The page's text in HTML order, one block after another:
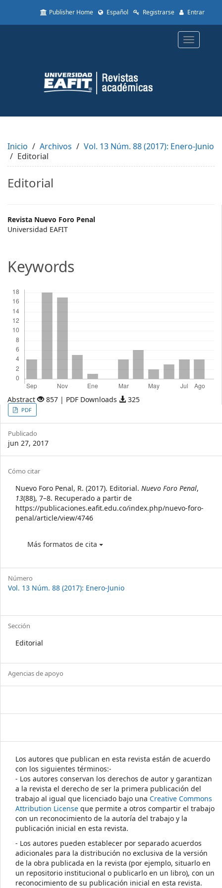
to
Content
Sidebar
Publisher Home Español Registrarse Entrar
Toggle
Inicio Archivos
Vol. 13 Núm. 88 (2017): Enero-Junio
Editorial
Editorial
Main
Article
Revista Nuevo Foro Penal
Universidad EAFIT
Keywords
Abstract 857 | PDF Downloads 325
Article
Sidebar
PDF
Publicado
jun 27, 2017
Article
Details
Cómo citar
Nuevo Foro Penal, R. (2017). Editorial. Nuevo Foro Penal,
13(88), 7–8. Recuperado a partir de
https://publicaciones.eafit.edu.co/index.php/nuevo-foro-
penal/article/view/4746
Más formatos de cita
Número
Vol. 13 Núm. 88 (2017): Enero-Junio
Sección
Editorial
Agencias de apoyo
Los autores que publican en esta revista están de acuerdo
con los siguientes términos:-
- Los autores conservan los derechos de autor y garantizan
a la revista el derecho de ser la primera publicación del
trabajo al igual que licenciado bajo una Creative Commons
Attribution License que permite a otros compartir el trabajo
con un reconocimiento de la autoría del trabajo y la
publicación inicial en esta revista.
- Los autores pueden establecer por separado acuerdos
adicionales para la distribución no exclusiva de la versión
de la obra publicada en la revista (por ejemplo, situarlo en
un repositorio institucional o publicarlo en un libro), con un
reconocimiento de su publicación inicial en esta revista.